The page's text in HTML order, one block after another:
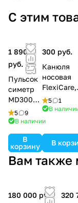
С этим
1 890
руб.
Пульсок
симетр
MD300C
2 5
9
В наличии
В
корзину
300 руб.
Канюля
носовая
FlexiCare,
взрослая,
5
1
В
В
Вам также
180 000 руб.
320